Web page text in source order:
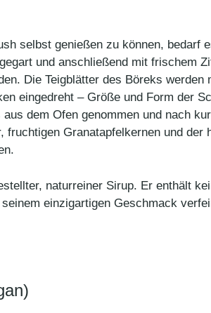
selbst genießen zu können, bedarf
und anschließend mit frischem
Die Teigblätter des Böreks werden
eingedreht – Größe und Form der
dem Ofen genommen und nach
Granatapfelkernen und der
naturreiner Sirup. Er enthält
einzigartigen Geschmack